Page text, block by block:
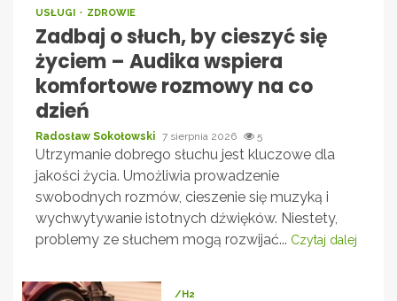
USŁUGI ZDROWIE
Zadbaj o słuch, by cieszyć się
życiem – Audika wspiera
komfortowe rozmowy na co
dzień
Radosław Sokołowski 7 sierpnia 2026 5
Utrzymanie dobrego słuchu jest kluczowe dla
jakości życia. Umożliwia prowadzenie
swobodnych rozmów, cieszenie się muzyką i
wychwytywanie istotnych dźwięków. Niestety,
problemy ze słuchem mogą rozwijać... Czytaj dalej
/H2